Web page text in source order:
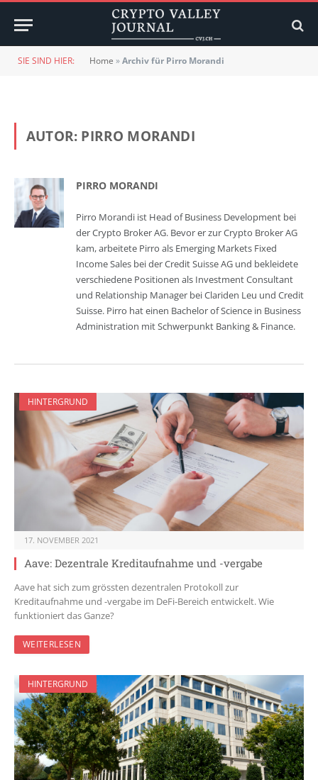
SIE SIND HIER: Home »Archiv für Pirro Morandi
AUTOR: PIRRO MORANDI
PIRRO MORANDI
Pirro Morandi ist Head of Business Development bei
der Crypto Broker AG. Bevor er zur Crypto Broker AG
kam, arbeitete Pirro als Emerging Markets Fixed
Income Sales bei der Credit Suisse AG und bekleidete
verschiedene Positionen als Investment Consultant
und Relationship Manager bei Clariden Leu und Credit
Suisse. Pirro hat einen Bachelor of Science in Business
Administration mit Schwerpunkt Banking & Finance.
HINTERGRUND
17. NOVEMBER 2021
Aave: Dezentrale Kreditaufnahme und -vergabe
Aave hat sich zum grössten dezentralen Protokoll zur
Kreditaufnahme und -vergabe im DeFi-Bereich entwickelt. Wie
funktioniert das Ganze?
WEITERLESEN
HINTERGRUND